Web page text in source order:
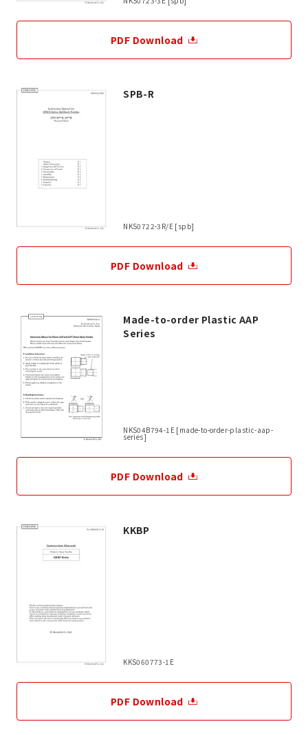
PDF Download
SPB-R
NKS0722-3R/E [spb]
PDF Download
Made-to-order Plastic AAP
Series
NKS04B794-1E [made-to-order-plastic-aap-
series]
PDF Download
KKBP
KKS060773-1E
PDF Download